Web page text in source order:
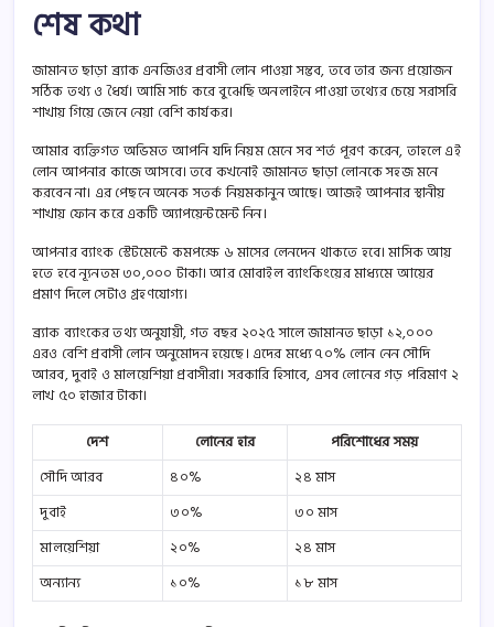
শেষ কথা
জামানত ছাড়া ব্র্যাক এনজিওর প্রবাসী লোন পাওয়া সম্ভব, তবে তার জন্য প্রয়োজন
সঠিক তথ্য ও ধৈর্য। আমি সার্চ করে বুঝেছি অনলাইনে পাওয়া তথ্যের চেয়ে সরাসরি
শাখায় গিয়ে জেনে নেয়া বেশি কার্যকর।
আমার ব্যক্তিগত অভিমত আপনি যদি নিয়ম মেনে সব শর্ত পূরণ করেন, তাহলে এই
লোন আপনার কাজে আসবে। তবে কখনোই জামানত ছাড়া লোনকে সহজ মনে
করবেন না। এর পেছনে অনেক সতর্ক নিয়মকানুন আছে। আজই আপনার স্থানীয়
শাখায় ফোন করে একটি অ্যাপয়েন্টমেন্ট নিন।
আপনার ব্যাংক স্টেটমেন্টে কমপক্ষে ৬ মাসের লেনদেন থাকতে হবে। মাসিক আয়
হতে হবে ন্যূনতম ৩০,০০০ টাকা। আর মোবাইল ব্যাংকিংয়ের মাধ্যমে আয়ের
প্রমাণ দিলে সেটাও গ্রহণযোগ্য।
ব্র্যাক ব্যাংকের তথ্য অনুযায়ী, গত বছর ২০২৫ সালে জামানত ছাড়া ১২,০০০
এরও বেশি প্রবাসী লোন অনুমোদন হয়েছে। এদের মধ্যে ৭০% লোন নেন সৌদি
আরব, দুবাই ও মালয়েশিয়া প্রবাসীরা। সরকারি হিসাবে, এসব লোনের গড় পরিমাণ ২
লাখ ৫০ হাজার টাকা।
দেশ লোনের হার
পরিশোধের সময়
সৌদি আরব
৪০%
২৪ মাস
দুবাই
৩০%
৩০ মাস
মালয়েশিয়া
২০%
২৪ মাস
অন্যান্য
১০% ১৮ মাস